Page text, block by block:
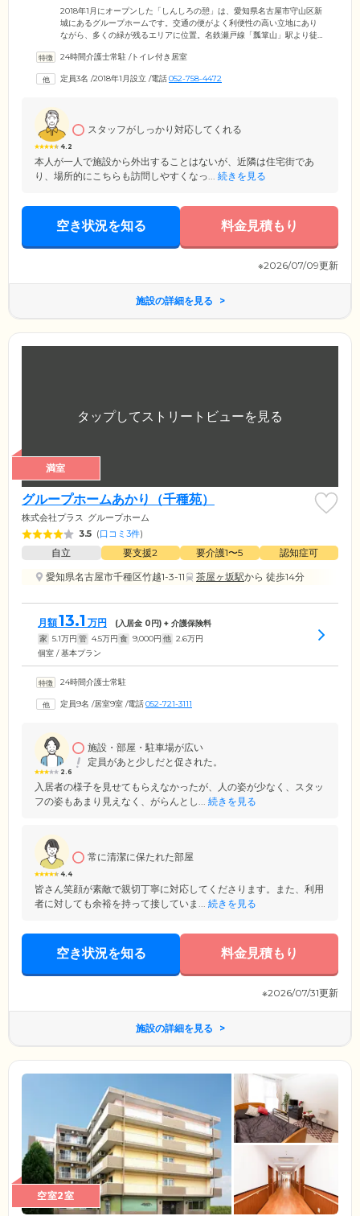
2018年1月にオープンした「しんしろの憩」は、愛知県名古屋市守山区新
城にあるグループホームです。交通の便がよく利便性の高い立地にあり
ながら、多くの緑が残るエリアに位置。名鉄瀬戸線「瓢箪山」駅より徒
られるご家族様やご友人様から喜ばれているポイントのひとつです。清
が入るようたくさんの窓を設置したダイニングルームでは、みんなでお
24時間介護士常駐 /トイレ付き居室
定員3名 /2018年1月設立 /電話052-758-4472
4.2
スタッフがしっかり対応してくれる
本人が一人で施設から外出することはないが、近隣は住宅街であ
り、場所的にこちらも訪問しやすくなっ... 続きを見る
空き状況を知る 料金見積もり
※2026/07/09更新
施設の詳細を見る
満室
グループホームあかり（千種苑）
株式会社プラス グループホーム
3.5 (口コミ3件)
自立 要支援2 要介護1〜5
認知症可
愛知県名古屋市千種区竹越1-3-11
茶屋ヶ坂駅から 徒歩14分
月額13.1 万円 (入居金 0円) + 介護保険料
家 5.1万円 管 4.5万円 食 9,000円 他 2.6万円
個室 / 基本プラン
24時間介護士常駐
定員9名 /居室9室 /電話052-721-3111
2.6
施設・部屋・駐車場が広い
定員があと少しだと促された。
入居者の様子を見せてもらえなかったが、人の姿が少なく、スタッ
フの姿もあまり見えなく、がらんとし... 続きを見る
4.4
常に清潔に保たれた部屋
皆さん笑顔が素敵で親切丁寧に対応してくださります。また、利用
者に対しても余裕を持って接していま... 続きを見る
空き状況を知る 料金見積もり
※2026/07/31更新
施設の詳細を見る
空室2室